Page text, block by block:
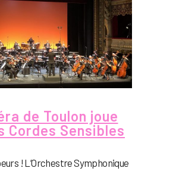
de Toulon joue
Cordes Sensibles
! L’Orchestre Symphonique